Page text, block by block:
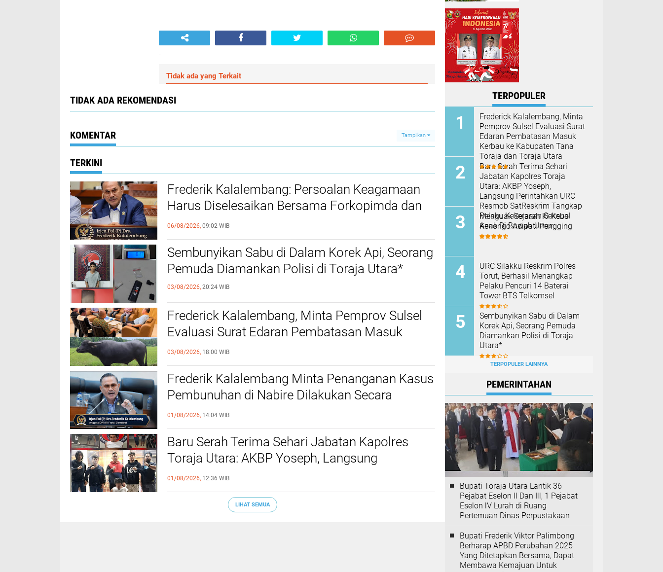
-
Tidak ada yang Terkait
TIDAK ADA REKOMENDASI
KOMENTAR Tampilkan
TERKINI
Frederik Kalalembang: Persoalan Keagamaan
Harus Diselesaikan Bersama Forkopimda dan
FKUB
06/08/2026, 09:02 WIB
Sembunyikan Sabu di Dalam Korek Api, Seorang
Pemuda Diamankan Polisi di Toraja Utara*
03/08/2026, 20:24 WIB
Frederick Kalalembang, Minta Pemprov Sulsel
Evaluasi Surat Edaran Pembatasan Masuk
Kerbau ke Kabupaten Tana Toraja dan Toraja
Utara
03/08/2026, 18:00 WIB
Frederik Kalalembang Minta Penanganan Kasus
Pembunuhan di Nabire Dilakukan Secara
Profesional dan Sesuai Prosedur Hukum
01/08/2026, 14:04 WIB
Baru Serah Terima Sehari Jabatan Kapolres
Toraja Utara: AKBP Yoseph, Langsung
Perintahkan URC Resmob SatReskrim Tangkap
Pelaku Kekerasan Seksual Anak
01/08/2026, 12:36 WIB
LIHAT SEMUA
TERPOPULER
Frederick Kalalembang, Minta
Pemprov Sulsel Evaluasi Surat
Edaran Pembatasan Masuk
Kerbau ke Kabupaten Tana
Toraja dan Toraja Utara
Baru Serah Terima Sehari
Jabatan Kapolres Toraja
Utara: AKBP Yoseph,
Langsung Perintahkan URC
Resmob SatReskrim Tangkap
Pelaku Kekerasan Seksual
Anak Di Bawah Umur
Menguak Sejarah Ki Kebo
Kenongo Adipati Pengging
URC Silakku Reskrim Polres
Torut, Berhasil Menangkap
Pelaku Pencuri 14 Baterai
Tower BTS Telkomsel
Sembunyikan Sabu di Dalam
Korek Api, Seorang Pemuda
Diamankan Polisi di Toraja
Utara*
TERPOPULER LAINNYA
PEMERINTAHAN
Bupati Toraja Utara Lantik 36
Pejabat Eselon ll Dan Ill, 1 Pejabat
Eselon lV Lurah di Ruang
Pertemuan Dinas Perpustakaan
Bupati Frederik Viktor Palimbong
Berharap APBD Perubahan 2025
Yang Ditetapkan Bersama, Dapat
Membawa Kemajuan Untuk